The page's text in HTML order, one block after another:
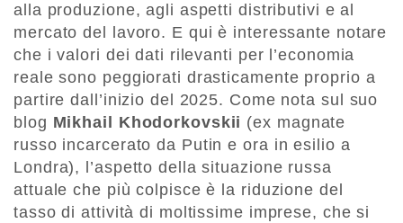
alla produzione, agli aspetti distributivi e al
mercato del lavoro. E qui è interessante notare
che i valori dei dati rilevanti per l’economia
reale sono peggiorati drasticamente proprio a
partire dall’inizio del 2025. Come nota sul suo
blog Mikhail Khodorkovskii (ex magnate
russo incarcerato da Putin e ora in esilio a
Londra), l’aspetto della situazione russa
attuale che più colpisce è la riduzione del
tasso di attività di moltissime imprese, che si